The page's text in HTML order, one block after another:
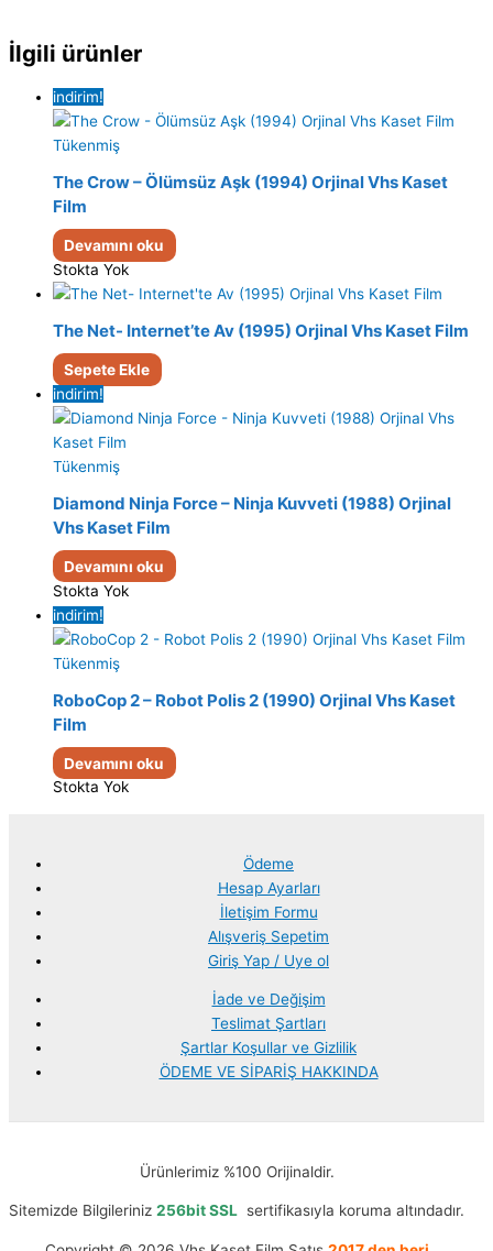
İlgili ürünler
indirim!
Tükenmiş
The Crow – Ölümsüz Aşk (1994) Orjinal Vhs Kaset
Film
Devamını oku
Stokta Yok
The Net- Internet’te Av (1995) Orjinal Vhs Kaset Film
Sepete Ekle
indirim!
Tükenmiş
Diamond Ninja Force – Ninja Kuvveti (1988) Orjinal
Vhs Kaset Film
Devamını oku
Stokta Yok
indirim!
Tükenmiş
RoboCop 2 – Robot Polis 2 (1990) Orjinal Vhs Kaset
Film
Devamını oku
Stokta Yok
Ödeme
Hesap Ayarları
İletişim Formu
Alışveriş Sepetim
Giriş Yap / Uye ol
İade ve Değişim
Teslimat Şartları
Şartlar Koşullar ve Gizlilik
ÖDEME VE SİPARİŞ HAKKINDA
Ürünlerimiz %100 Orijinaldir.
Sitemizde Bilgileriniz 256bit SSL sertifikasıyla koruma altındadır.